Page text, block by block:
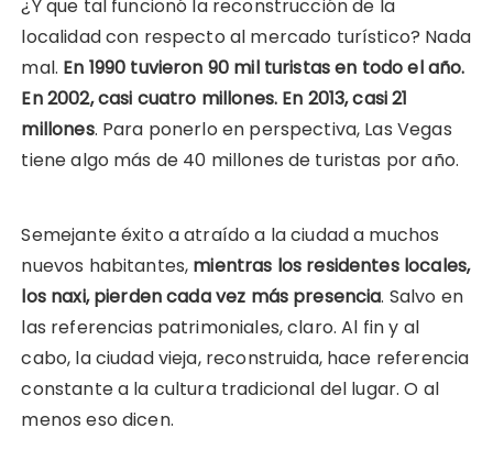
¿Y que tal funcionó la reconstrucción de la
localidad con respecto al mercado turístico? Nada
mal. En 1990 tuvieron 90 mil turistas en todo el año.
En 2002, casi cuatro millones. En 2013, casi 21
millones. Para ponerlo en perspectiva, Las Vegas
tiene algo más de 40 millones de turistas por año.
Semejante éxito a atraído a la ciudad a muchos
nuevos habitantes, mientras los residentes locales,
los naxi, pierden cada vez más presencia. Salvo en
las referencias patrimoniales, claro. Al fin y al
cabo, la ciudad vieja, reconstruida, hace referencia
constante a la cultura tradicional del lugar. O al
menos eso dicen.